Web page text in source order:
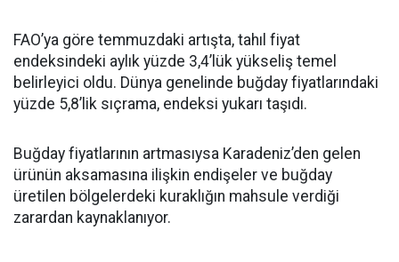
FAO’ya göre temmuzdaki artışta, tahıl fiyat
endeksindeki aylık yüzde 3,4’lük yükseliş temel
belirleyici oldu. Dünya genelinde buğday fiyatlarındaki
yüzde 5,8’lik sıçrama, endeksi yukarı taşıdı.
Buğday fiyatlarının artmasıysa Karadeniz’den gelen
ürünün aksamasına ilişkin endişeler ve buğday
üretilen bölgelerdeki kuraklığın mahsule verdiği
zarardan kaynaklanıyor.